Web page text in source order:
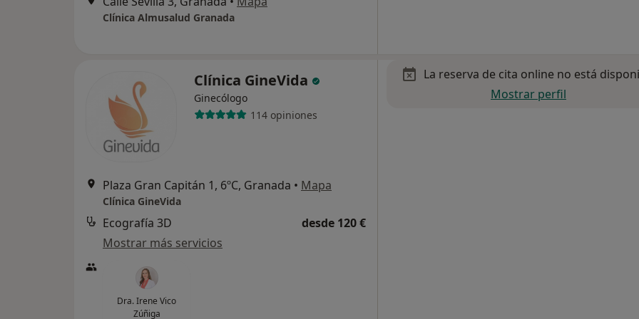
Clínica Almusalud Granada
Clínica GineVida
Ginecólogo
114 opiniones
Plaza Gran Capitán 1, 6ºC, Granada • Mapa
Clínica GineVida
Ecografía 3D
desde 120 €
Mostrar más servicios
Dra. Irene Vico
Zúñiga
La reserva de cita online no está
Mostrar perfil